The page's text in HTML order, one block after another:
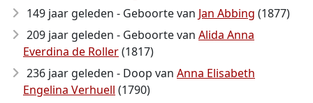
149 jaar geleden - Geboorte van Jan Abbing (1877)
209 jaar geleden - Geboorte van Alida Anna
Everdina de Roller(1817)
236 jaar geleden - Doop van Anna Elisabeth
Engelina Verhuell (1790)